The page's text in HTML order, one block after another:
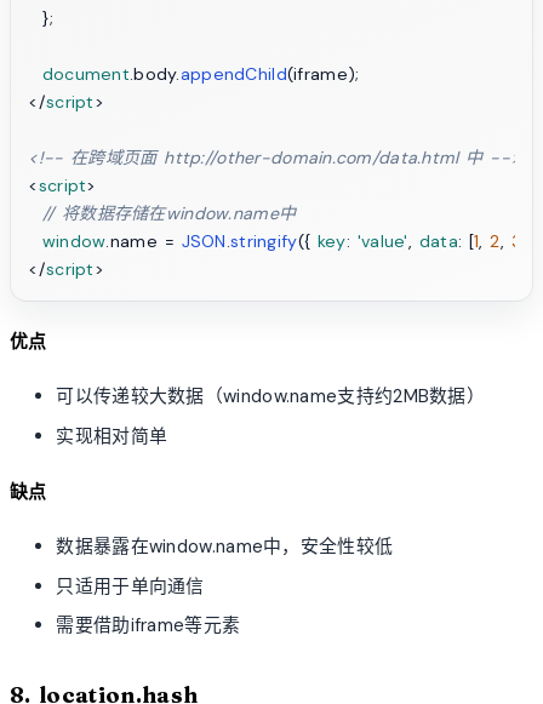
  };
document .body. appendChild
</script>
<!-- 在跨域页面 http://other-domain.com/data.html 中 -->
<script>
// 将数据存储在window.name中
window name = JSON .stringify({ key: 'value' data: [1 , 2
3
</script>
优点
可以传递较大数据（window.name支持约2MB数据）
实现相对简单
缺点
数据暴露在window.name中，安全性较低
只适用于单向通信
需要借助iframe等元素
8. location.hash